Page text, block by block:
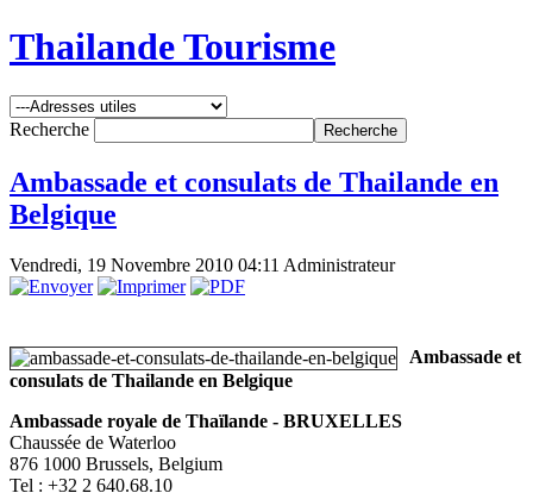
Thailande Tourisme
Recherche
Ambassade et consulats de Thailande en
Belgique
Vendredi, 19 Novembre 2010 04:11 Administrateur
Ambassade et
consulats de Thailande en Belgique
Ambassade royale de Thaïlande - BRUXELLES
Chaussée de Waterloo
876 1000 Brussels, Belgium
Tel : +32 2 640.68.10